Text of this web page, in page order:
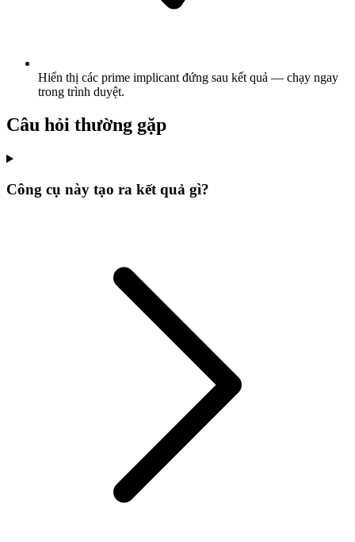
Hiển thị các prime implicant đứng sau kết quả — chạy ngay
trong trình duyệt.
Câu hỏi thường gặp
Công cụ này tạo ra kết quả gì?